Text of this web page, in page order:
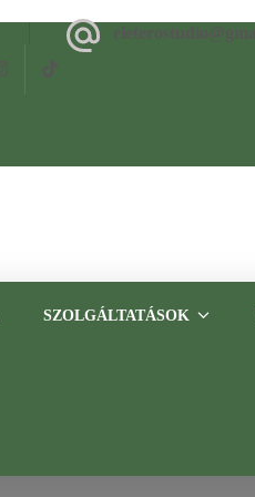
SZOLGÁLTATÁSOK